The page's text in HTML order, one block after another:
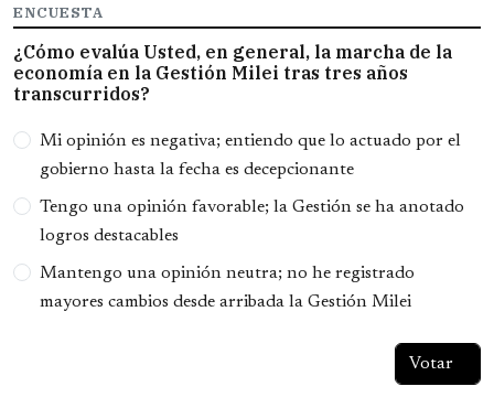
ENCUESTA
¿Cómo evalúa Usted, en general, la marcha de la
economía en la Gestión Milei tras tres años
transcurridos?
Opciones
Mi opinión es negativa; entiendo que lo actuado por el
gobierno hasta la fecha es decepcionante
Tengo una opinión favorable; la Gestión se ha anotado
logros destacables
Mantengo una opinión neutra; no he registrado
mayores cambios desde arribada la Gestión Milei